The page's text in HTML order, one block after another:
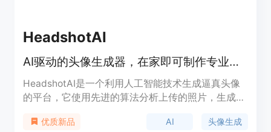
HeadshotAI
AI驱动的头像生成器，在家即可制作专业级头像。
HeadshotAI是一个利用人工智能技术生成逼真头像
的平台，它使用先进的算法分析上传的照片，生成具
让个人能够以更低的成本和更便捷的方式，获得高质
优质新品 AI 头像生成